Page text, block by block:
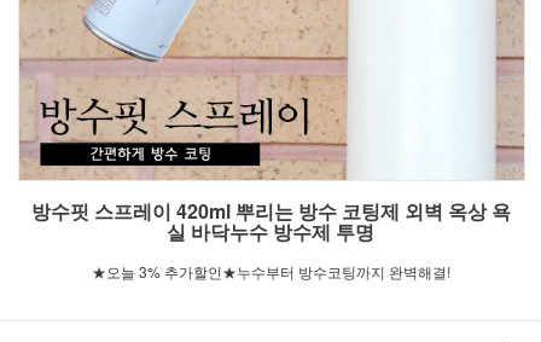
방수핏 스프레이 420ml 뿌리는 방수 코팅제 외벽 옥상 욕
실 바닥누수 방수제 투명
★오늘 3% 추가할인★누수부터 방수코팅까지 완벽해결!